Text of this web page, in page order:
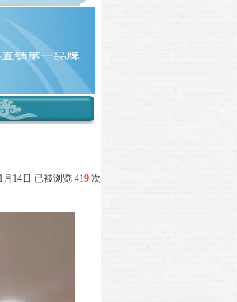
14日 已被浏览 419 次